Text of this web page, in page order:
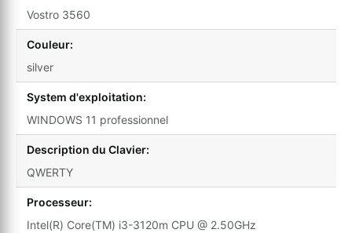
Vostro 3560
Couleur:
silver
System d'exploitation:
WINDOWS 11 professionnel
Description du Clavier:
QWERTY
Processeur:
Intel(R) Core(TM) i3-3120m CPU @ 2.50GHz